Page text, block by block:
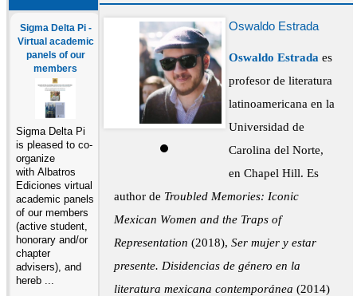
Sigma Delta Pi -
Virtual academic
panels of our
members
Sigma Delta Pi
is pleased to co-
organize
with Albatros
Ediciones virtual
academic panels
of our members
(active student,
honorary and/or
chapter
advisers), and
hereb ...
Oswaldo Estrada
Oswaldo Estrada es
profesor de literatura
latinoamericana en la
Universidad de
Carolina del Norte,
en Chapel Hill. Es
author de Troubled Memories: Iconic
Mexican Women and the Traps of
Representation (2018),Ser mujer y estar
presente. Disidencias de género en la
literatura mexicana contemporánea (2014)